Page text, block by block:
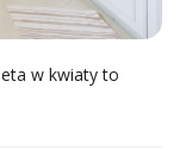
w kwiaty to